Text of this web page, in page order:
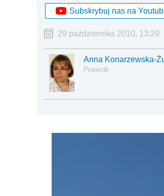
Subskrybuj nas na
29 października 2010, 13:29
Anna Konarzewska-
Prawnik